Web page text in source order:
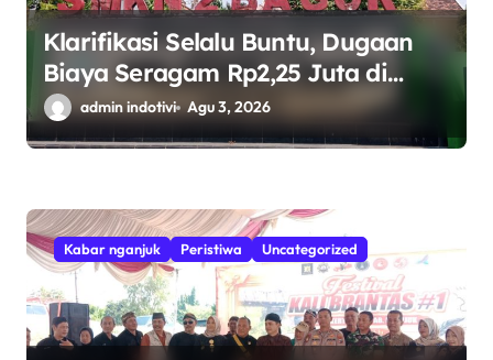
Klarifikasi Selalu Buntu, Dugaan
Biaya Seragam Rp2,25 Juta di
SMKN 2 Bagor Tuai Sorotan
admin indotivi Agu 3, 2026
Kabar nganjuk Peristiwa Uncategorized